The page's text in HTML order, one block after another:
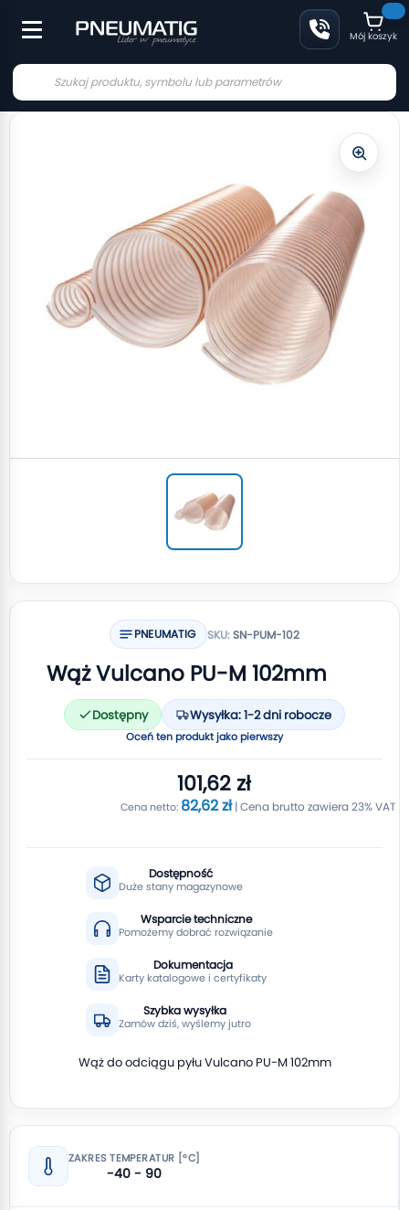
Mój koszyk
PNEUMATIG SKU:SN-PUM-102
Wąż Vulcano PU-M 102mm
Dostępny Wysyłka: 1-2 dni robocze
Oceń ten produkt jako pierwszy
101,62 zł
82,62 zł
Dostępność
Duże stany magazynowe
Wsparcie techniczne
Pomożemy dobrać rozwiązanie
Dokumentacja
Karty katalogowe i certyfikaty
Szybka wysyłka
Zamów dziś, wyślemy jutro
Wąż do odciągu pyłu Vulcano PU-M 102mm
ZAKRES TEMPERATUR [°C]
-40 - 90